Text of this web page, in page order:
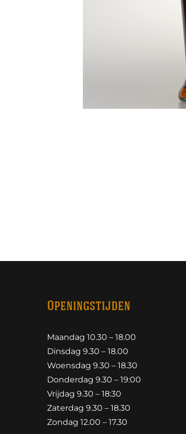
Openingstijden
Maandag 10.30 – 18.00
Dinsdag 9.30 – 18.00
Woensdag 9.30 – 18.30
Donderdag 9.30 – 19:00
Vrijdag 9.30 – 18:30
Zaterdag 9.30 – 18.30
Zondag 12.00 – 17.30